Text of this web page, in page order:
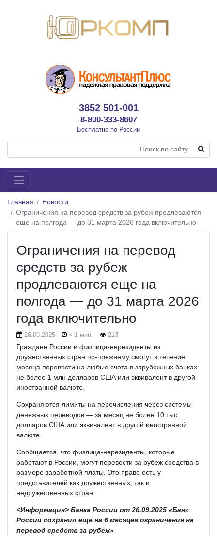
3852 501-001
8-800-333-8607
Бесплатно по России
Главная
Новости
Ограничения на перевод средств за рубеж продлеваются
еще на полгода — до 31 марта 2026 года включительно
Ограничения на перевод
средств за рубеж
продлеваются еще на
полгода — до 31 марта 2026
года включительно
26.09.2025 < 1 мин. 213
Граждане России и физлица-нерезиденты из
дружественных стран по-прежнему смогут в течение
месяца перевести на любые счета в зарубежных банках
не более 1 млн долларов США или эквивалент в другой
иностранной валюте.
Сохраняются лимиты на перечисления через системы
денежных переводов — за месяц не более 10 тыс.
долларов США или эквивалент в другой иностранной
валюте.
Сообщается, что физлица-нерезиденты, которые
работают в России, могут перевести за рубеж средства в
размере заработной платы. Это право есть у
представителей как дружественных, так и
недружественных стран.
<Информация> Банка России от 26.09.2025 «Банк
России сохранил еще на 6 месяцев ограничения на
перевод средств за рубеж»